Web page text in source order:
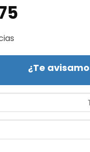
¿Te